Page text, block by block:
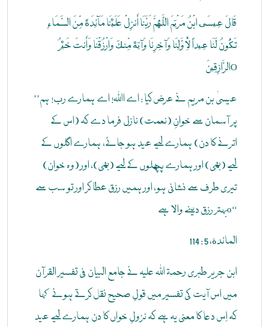
قَالَ عِيسَى ابْنُ مَرْيَمَ اللَّهُمَّ رَبَّنَا أَنزِلْ عَلَيْنَا مَآئِدَةً مِّنَ السَّمَاءِ
تَكُونُ لَنَا عِيداً لِّأَوَّلِنَا وَآخِرِنَا وَآيَةً مِّنكَ وَارْزُقْنَا وَأَنتَ خَيْرُ
الرَّازِقِينَO
’’عیسیٰ بن مریم نے عرض کیا : اے اﷲ! اے ہمارے رب! ہم
پر آسمان سے خوانِ (نعمت) نازل فرما دے کہ (اس کے
اترنے کا دن) ہمارے لیے عید ہو جائے، ہمارے اگلوں کے
لیے (بھی) اور ہمارے پچھلوں کے لیے (بھی)، اور (وہ خوان)
تیری طرف سے نشانی ہو، اور ہمیں رزق عطا کر اور تو سب سے
بہتر رزق دینے والا ہےo‘‘
المائدة، 5 : 114
ابن جریر طبری رحمۃ اللہ علیہ نے جامع البیان فی تفسیر القرآن
میں اس آیت کی تفسیر میں قولِ صحیح نقل کرتے ہوئے کہا
کہ اِس دعا کا معنی یہ ہے کہ نزولِ خواں کا دن ہمارے لیے عید